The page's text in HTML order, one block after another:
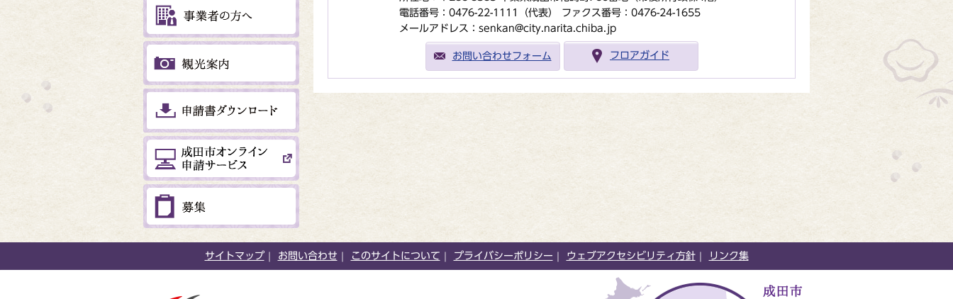
電話番号：0476-22-1111（代表）
ファクス番号：0476-24-1655
メールアドレス：senkan@city.narita.chiba.jp
お問い合わせフォーム フロアガイド
サイトマップ お問い合わせ このサイトについて プライバシーポリシー ウェブアクセシビリティ方針 リンク集